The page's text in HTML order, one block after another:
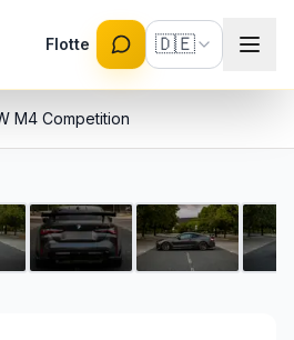
Flotte 🇩🇪
M4 Competition
1 / 9